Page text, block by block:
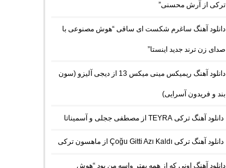
ترکی از آرش محسنی”
دانلود آهنگ ساغرم شکست ای ساقی “هوش مصنوعی با
صدای زن ترند جدید اینستا”
دانلود آهنگ ریمیکس مینی میکس 13 از دیجی آلیزو (سون
بند و فریدون آسرایی)
دانلود آهنگ ترکی TEYRA از مصطفی ججلی و آسمیناتا
دانلود آهنگ ترکی Çoğu Gitti Azı Kaldı از ماهسون ترکی
دانلود آهنگ اونی که از همه بهتر واسه من بود “هوش